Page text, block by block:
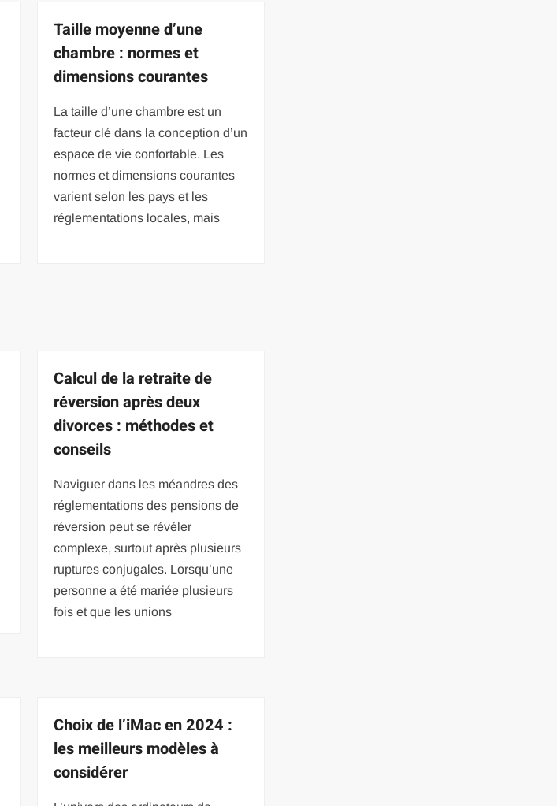
Taille moyenne d’une
chambre : normes et
dimensions courantes
La taille d’une chambre est un
facteur clé dans la conception d’un
espace de vie confortable. Les
normes et dimensions courantes
varient selon les pays et les
réglementations locales, mais
Calcul de la retraite de
réversion après deux
divorces : méthodes et
conseils
Naviguer dans les méandres des
réglementations des pensions de
réversion peut se révéler
complexe, surtout après plusieurs
ruptures conjugales. Lorsqu’une
personne a été mariée plusieurs
fois et que les unions
Choix de l’iMac en 2024 :
les meilleurs modèles à
considérer